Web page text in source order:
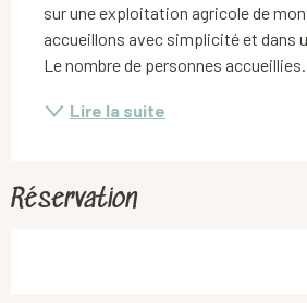
sur une exploitation agricole de
accueillons avec simplicité et dans
Le nombre de personnes
Lire la suite
Réservation